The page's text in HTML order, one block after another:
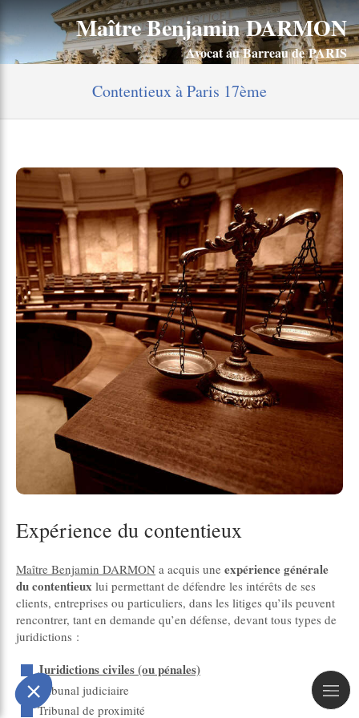
Maître Benjamin DARMON
Avocat au Barreau de PARIS
Contentieux à Paris 17ème
Expérience du contentieux
Maître Benjamin DARMON a acquis une expérience générale
du contentieux lui permettant de défendre les intérêts de ses
clients, entreprises ou particuliers, dans les litiges qu’ils peuvent
rencontrer, tant en demande qu’en défense, devant tous types de
juridictions :
Juridictions civiles (ou pénales)
Tribunal judiciaire
Tribunal de proximité